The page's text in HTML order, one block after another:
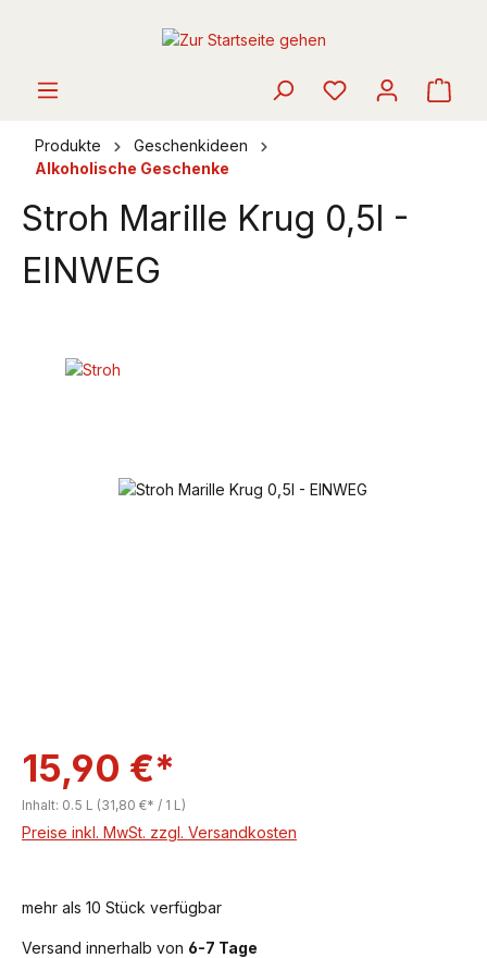
Produkte
Geschenkideen
Alkoholische Geschenke
Stroh Marille Krug 0,5l -
EINWEG
Bildergalerie überspringen
15,90 €*
Inhalt: 0.5 L (31,80 €* / 1 L)
Preise inkl. MwSt. zzgl. Versandkosten
mehr als 10 Stück verfügbar
Versand innerhalb von 6-7 Tage